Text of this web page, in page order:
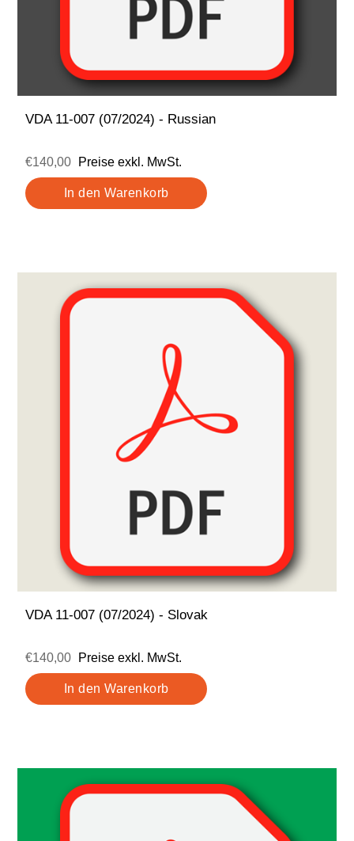
VDA 11-007 (07/2024) - Russian
€140,00 Preise exkl. MwSt.
VDA 11-007 (07/2024) - Slovak
€140,00 Preise exkl. MwSt.